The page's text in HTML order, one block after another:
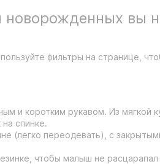
новорожденных вы
фильтры на странице,
и коротким рукавом. Из мягкой
спинке.
(легко переодевать), с
чтобы малыш не